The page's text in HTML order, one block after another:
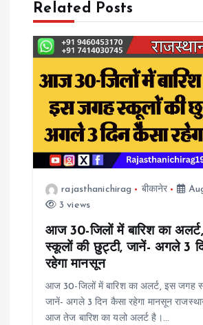
a
v
a
Related Posts
rajasthanichirag बीकानेर
3 views
आज 30-जिलों में बारिश का
स्कूलों की छुट्टी, जानें- अगले 3
रहेगा मानसून
आज 30-जिलों में बारिश का अलर्ट, इस जगह
जानें- अगले 3 दिन कैसा रहेगा मानसून
आज तेज बारिश का यलो अलर्ट है।…